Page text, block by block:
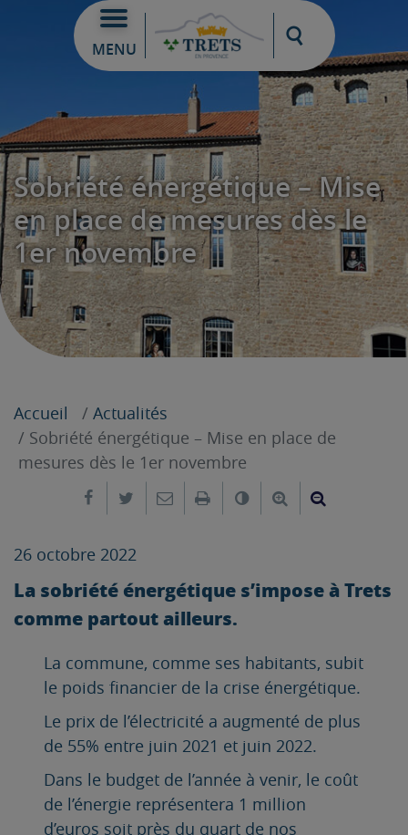
MENU
Moteur de
Sobriété énergétique – Mise
en place de mesures dès le
1er novembre
Accueil
Actualités
Sobriété énergétique – Mise en place de
mesures dès le 1er novembre
Partager sur Facebook
Partager sur Twitter
Envoyer par e-mail
ImprimerChanger leAgrandir le
26 octobre 2022
La sobriété énergétique s’impose à Trets
comme partout ailleurs.
La commune, comme ses habitants, subit
le poids financier de la crise énergétique.
Le prix de l’électricité a augmenté de plus
de 55% entre juin 2021 et juin 2022.
Dans le budget de l’année à venir, le coût
de l’énergie représentera 1 million
d’euros soit près du quart de nos